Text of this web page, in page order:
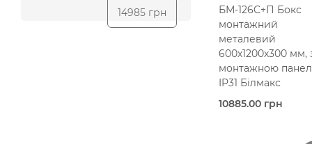
14985 грн
БМ-126C+П Бокс
монтажний
металевий
600х1200х300 мм,
монтажною
IP31 Білмакс
10885.00 грн